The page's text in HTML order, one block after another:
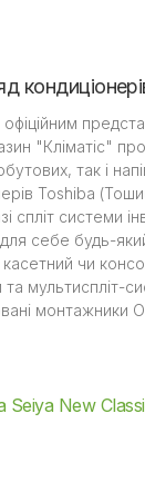
офіційним
"Кліматіс"
так і
Toshiba
спліт системи
себе будь-
чи
мультиспліт-
монтажники
Seiya New